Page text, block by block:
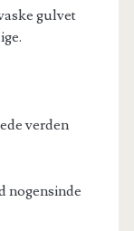
gulvet
verden
nogensinde